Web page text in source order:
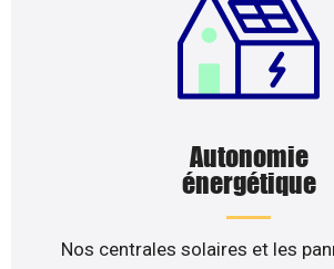
Autonomie
énergétique
Nos centrales solaires et les